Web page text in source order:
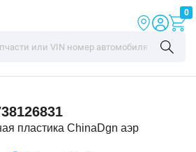
0
пластика ChinaDgn аэр